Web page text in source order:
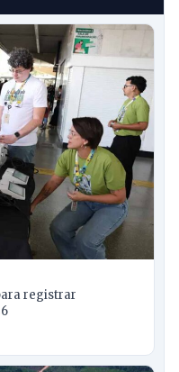
registrar